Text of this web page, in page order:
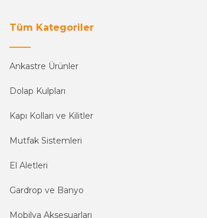
Tüm Kategoriler
Ankastre Ürünler
Dolap Kulpları
Kapı Kolları ve Kilitler
Mutfak Sistemleri
El Aletleri
Gardrop ve Banyo
Mobilya Aksesuarları